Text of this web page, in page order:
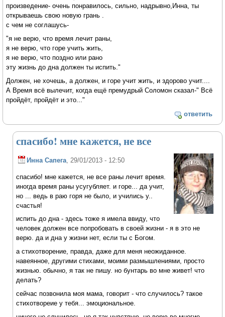
произведение- очень понравилось, сильно, надрывно,Инна, ты
открываешь свою новую грань .
с чем не соглашусь-
"я не верю, что время лечит раны,
я не верю, что горе учить жить,
я не верю, что поздно или рано
эту жизнь до дна должен ты испить."
Должен, не хочешь, а должен, и горе учит жить, и здорово учит....
А Время всё вылечит, когда ещё премудрый Соломон сказал-" Всё
пройдёт, пройдёт и это..."
ответить
спасибо! мне кажется, не все
Инна Сапега , 29/01/2013 - 12:50
спасибо! мне кажется, не все раны лечит время.
иногда время раны усугубляет. и горе... да учит,
но ... ведь в раю горя не было, и учились у..
счастья!
испить до дна - здесь тоже я имела ввиду, что
человек должен все попробовать в своей жизни - я в это не
верю. да и дна у жизни нет, если ты с Богом.
а стихотворение, правда, даже для меня неожиданное.
навеянное, другими стихами, моими размышлениями, просто
жизнью. обычно, я так не пишу. но бунтарь во мне живет! что
делать?
сейчас позвонила моя мама, говорит - что случилось? такое
стихотвореие у тебя... эмоциональное.